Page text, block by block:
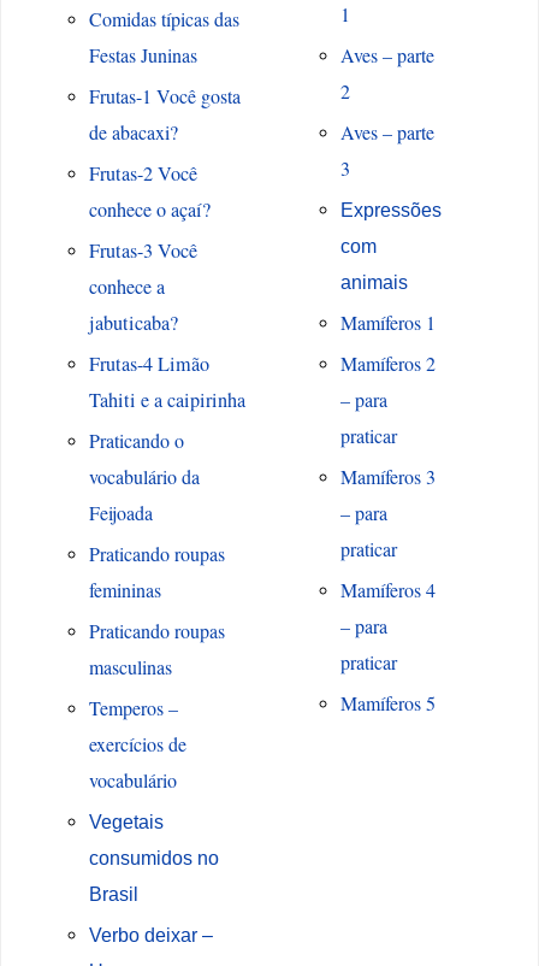
Comidas típicas das
Festas Juninas
Frutas-1 Você gosta
de abacaxi?
Frutas-2 Você
conhece o açaí?
Frutas-3 Você
conhece a
jabuticaba?
Frutas-4 Limão
Tahiti e a caipirinha
Praticando o
vocabulário da
Feijoada
Praticando roupas
femininas
Praticando roupas
masculinas
Temperos –
exercícios de
vocabulário
Vegetais
consumidos no
Brasil
Verbo deixar –
1
Aves – parte
2
Aves – parte
3
Expressões
com
animais
Mamíferos 1
Mamíferos 2
– para
praticar
Mamíferos 3
– para
praticar
Mamíferos 4
– para
praticar
Mamíferos 5